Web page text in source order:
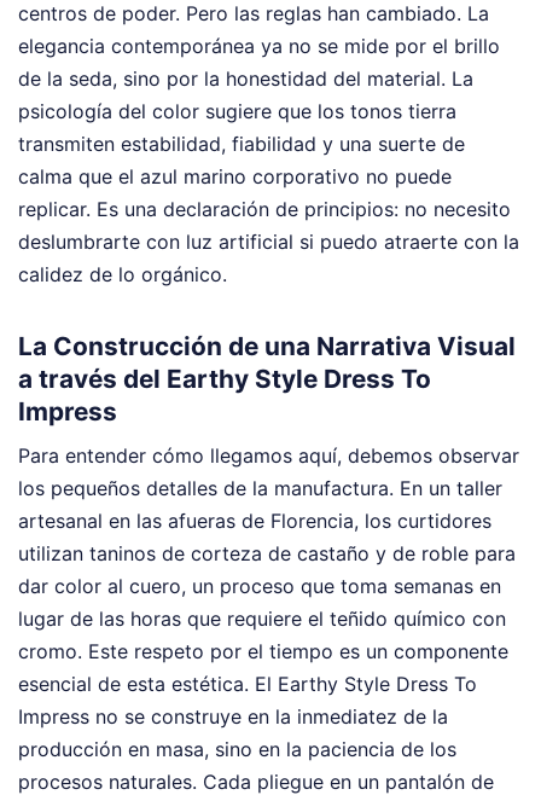
centros de poder. Pero las reglas han cambiado. La
elegancia contemporánea ya no se mide por el brillo
de la seda, sino por la honestidad del material. La
psicología del color sugiere que los tonos tierra
transmiten estabilidad, fiabilidad y una suerte de
calma que el azul marino corporativo no puede
replicar. Es una declaración de principios: no necesito
deslumbrarte con luz artificial si puedo atraerte con la
calidez de lo orgánico.
La Construcción de una Narrativa Visual
a través del Earthy Style Dress To
Impress
Para entender cómo llegamos aquí, debemos observar
los pequeños detalles de la manufactura. En un taller
artesanal en las afueras de Florencia, los curtidores
utilizan taninos de corteza de castaño y de roble para
dar color al cuero, un proceso que toma semanas en
lugar de las horas que requiere el teñido químico con
cromo. Este respeto por el tiempo es un componente
esencial de esta estética. El Earthy Style Dress To
Impress no se construye en la inmediatez de la
producción en masa, sino en la paciencia de los
procesos naturales. Cada pliegue en un pantalón de